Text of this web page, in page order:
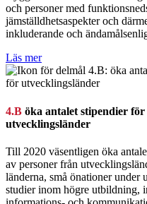
och personer med
jämställdhetsaspekter och
inkluderande och
Läs mer
4.B öka antalet stipendier
utvecklingsländer
Till 2020 väsentligen öka
av personer från
länderna, små önationer
studier inom högre utbildning,